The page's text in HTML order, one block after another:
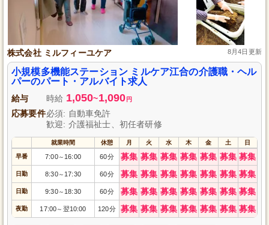
株式会社 ミルフィーユケア 8月4日更新
小規模多機能ステーション ミルケア江合の介護職・ヘル
パーのパート・アルバイト求人
給与 時給 1,050~1,090 円
応募要件必須: 自動車免許
歓迎: 介護福祉士、初任者研修
就業時間 休憩 月 火 水 木 金 土 日
早番 7:00～ 16:00 60分 募集 募集 募集 募集 募集 募集 募集
日勤 8:30～ 17:30 60分 募集 募集 募集 募集 募集 募集 募集
日勤 9:30～ 18:30 60分 募集 募集 募集 募集 募集 募集 募集
夜勤 17:00～ 翌10:00 120分 募集 募集 募集 募集 募集 募集 募集